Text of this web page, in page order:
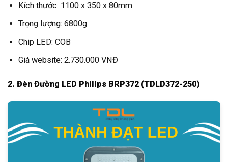
Kích thước: 1100 x 350 x 80mm
Trọng lượng: 6800g
Chip LED: COB
Giá website: 2.730.000 VNĐ
2. Đèn Đường LED Philips BRP372 (TDLD372-250)